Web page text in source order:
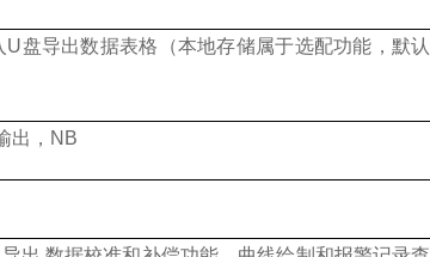
U盘导出数据表格（本地存储属于选配功能，默认
出， NB